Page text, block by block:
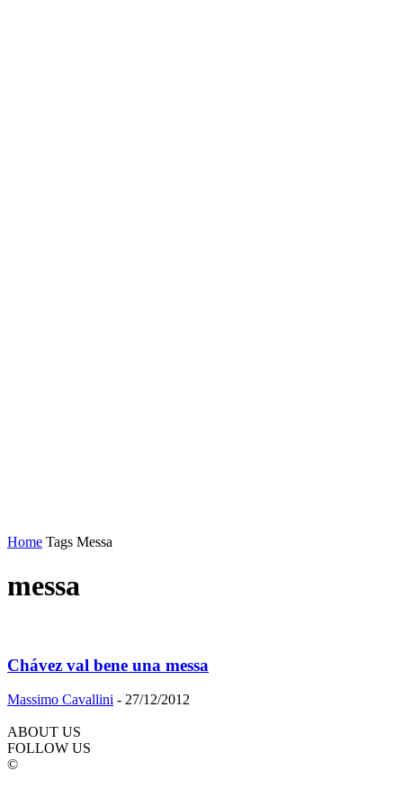
Home Tags Messa
messa
Chávez val bene una messa
Massimo Cavallini - 27/12/2012
ABOUT US
FOLLOW US
©